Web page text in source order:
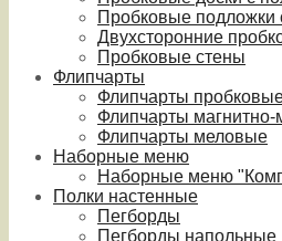
Пробковые подложки
Двухсторонние
Пробковые стены
Флипчарты
Флипчарты
Флипчарты
Флипчарты меловые
Наборные меню
Наборные меню
Полки настенные
Пегборды
Пегборды напольные